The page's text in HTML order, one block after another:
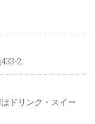
2
ドリンク・スイー